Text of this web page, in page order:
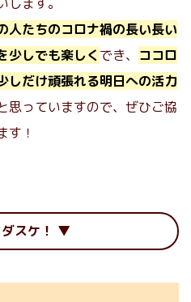
人たちのコロナ禍の長い長い
少しでも楽しくでき、 ココロ
しだけ頑張れる明日への活力
思っていますので、ぜひご協
す！
スケ！